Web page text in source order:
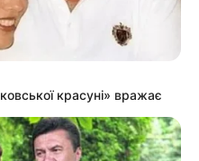
красуні» вражає